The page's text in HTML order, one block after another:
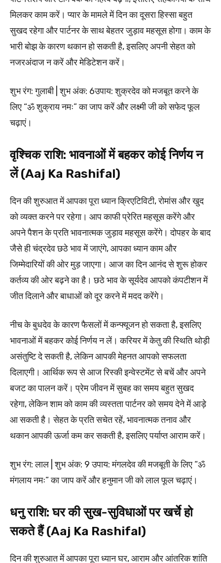
मिलकर काम करें। प्यार के मामले में दिन का दूसरा हिस्सा बहुत
सुखद रहेगा और पार्टनर के साथ बेहतर जुड़ाव महसूस होगा। काम के
भारी बोझ के कारण थकान हो सकती है, इसलिए अपनी सेहत को
नजरअंदाज न करें और मेडिटेशन करें।
शुभ रंग: गुलाबी | शुभ अंक: 6उपाय: शुक्रदेव को मजबूत करने के
लिए “ॐ शुक्राय नमः” का जाप करें और लक्ष्मी जी को सफेद फूल
चढ़ाएं।
वृश्चिक राशि: भावनाओं में बहकर कोई निर्णय न
लें (Aaj Ka Rashifal)
दिन की शुरुआत में आपका पूरा ध्यान क्रिएटिविटी, रोमांस और खुद
को व्यक्त करने पर रहेगा। आप काफी प्रेरित महसूस करेंगे और
अपने पैशन के प्रति भावनात्मक जुड़ाव महसूस करेंगे। दोपहर के बाद
जैसे ही चंद्रदेव छठे भाव में जाएंगे, आपका ध्यान काम और
जिम्मेदारियों की ओर मुड़ जाएगा। आज का दिन आनंद से शुरू होकर
कर्तव्य की ओर बढ़ने का है। छठे भाव के सूर्यदेव आपको कंपटीशन में
जीत दिलाने और बाधाओं को दूर करने में मदद करेंगे।
नीच के बुधदेव के कारण फैसलों में कन्फ्यूजन हो सकता है, इसलिए
भावनाओं में बहकर कोई निर्णय न लें। करियर में केतु की स्थिति थोड़ी
असंतुष्टि दे सकती है, लेकिन आपकी मेहनत आपको सफलता
दिलाएगी। आर्थिक रूप से आज रिस्की इन्वेस्टमेंट से बचें और अपने
बजट का पालन करें। प्रेम जीवन में सुबह का समय बहुत सुखद
रहेगा, लेकिन शाम को काम की व्यस्तता पार्टनर को समय देने में आड़े
आ सकती है। सेहत के प्रति सचेत रहें, भावनात्मक तनाव और
थकान आपकी ऊर्जा कम कर सकती है, इसलिए पर्याप्त आराम करें।
शुभ रंग: लाल | शुभ अंक: 9 उपाय: मंगलदेव की मजबूती के लिए “ॐ
मंगलाय नमः” का जाप करें और हनुमान जी को लाल फूल चढ़ाएं।
धनु राशि: घर की सुख-सुविधाओं पर खर्चे हो
सकते हैं (Aaj Ka Rashifal)
दिन की शुरुआत में आपका पूरा ध्यान घर, आराम और आंतरिक शांति